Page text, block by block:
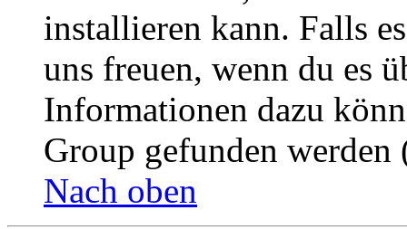
installieren kann. Falls
uns freuen, wenn du es
Informationen dazu
Group gefunden
Nach oben